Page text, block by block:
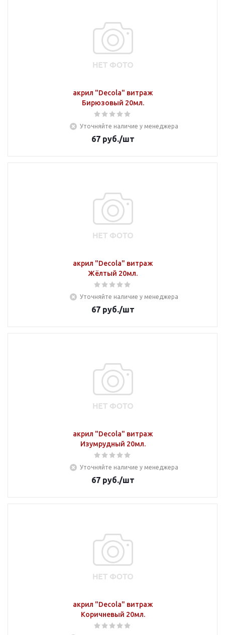
акрил "Decola" витраж
Бирюзовый 20мл.
Уточняйте наличие у менеджера
67руб./шт
акрил "Decola" витраж
Жёлтый 20мл.
Уточняйте наличие у менеджера
67руб./шт
акрил "Decola" витраж
Изумрудный 20мл.
Уточняйте наличие у менеджера
67руб./шт
акрил "Decola" витраж
Коричневый 20мл.